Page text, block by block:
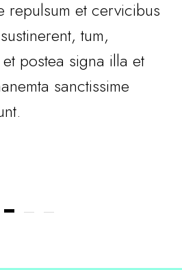
repulsum et cervicibus
tum,
postea signa illa et
sanctissime